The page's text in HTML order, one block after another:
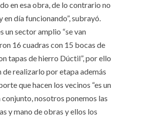
en esa obra, de lo contrario no
en día funcionando”, subrayó.
un sector amplio “se van
16 cuadras con 15 bocas de
tapas de hierro Dúctil”, por ello
de realizarlo por etapa además
que hacen los vecinos “es un
nosotros ponemos las
y mano de obras y ellos los